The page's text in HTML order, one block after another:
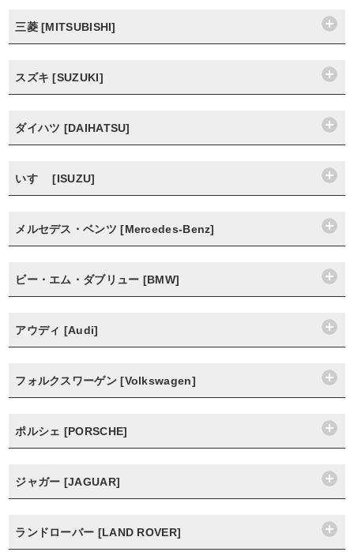
三菱 [MITSUBISHI]
スズキ [SUZUKI]
ダイハツ [DAIHATSU]
いすゞ [ISUZU]
メルセデス・ベンツ [Mercedes-Benz]
ビー・エム・ダブリュー [BMW]
アウディ [Audi]
フォルクスワーゲン [Volkswagen]
ポルシェ [PORSCHE]
ジャガー [JAGUAR]
ランドローバー [LAND ROVER]